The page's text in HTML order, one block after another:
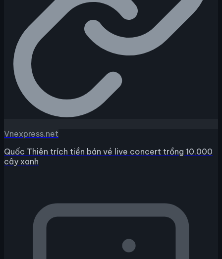
Vnexpress.net
Quốc Thiên trích tiền bán vé live concert trồng 10.000
cây xanh